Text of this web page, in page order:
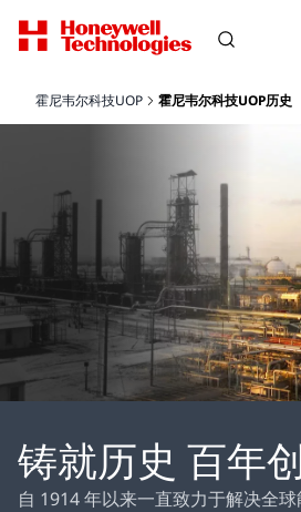
霍尼韦尔科技UOP 霍尼韦尔科技UOP历史
铸就历史 百年
自 1914 年以来一直致力于解决全